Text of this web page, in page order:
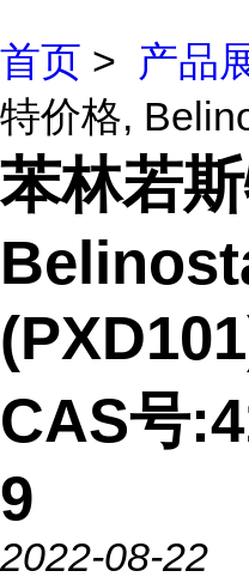
首页 > 产品
特价格,
苯林若
CAS号
9
2022-08-22